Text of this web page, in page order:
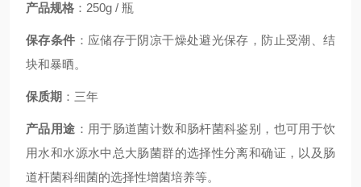
产品规格 ：250g / 瓶
保存条件 ：应储存于阴凉干燥处避光保存 ，防止受潮、结
块和暴晒。
保质期 ：三年
产品用途 ： 用于肠道菌计数和肠杆菌科鉴别，也可用于饮
用水和水源水中总大肠菌群的选择性分离和确证，以及肠
道杆菌科细菌的选择性增菌培养等。